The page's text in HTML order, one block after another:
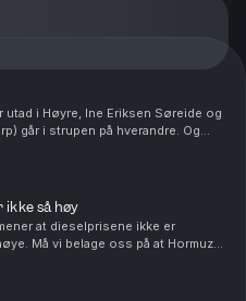
utad i Høyre, Ine Eriksen Søreide og
går i strupen på hverandre. Og
om prisen på indrefilet, slik er
ikke så høy
at dieselprisene ikke er
Må vi belage oss på at Hormuz-
bak betalingsmur i uoverskuelig